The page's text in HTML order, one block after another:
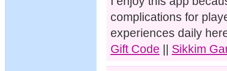
complications for
experiences daily
Gift Code || Sikkim